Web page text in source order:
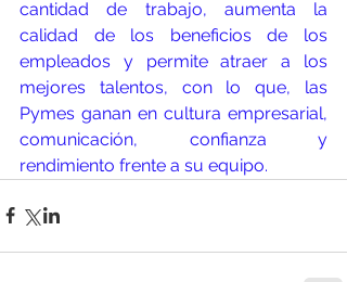
cantidad de trabajo, aumenta la
calidad de los beneficios de los
empleados y permite atraer a los
mejores talentos, con lo que, las
Pymes ganan en cultura empresarial,
comunicación, confianza y
rendimiento frente a su equipo.